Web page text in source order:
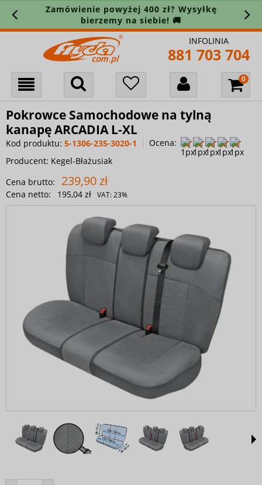
Zamówienie powyżej 400 zł? Wysyłkę
bierzemy na siebie! 🚚
INFOLINIA
881 703 704
Pokrowce Samochodowe na tylną
kanapę ARCADIA L-XL
Kod produktu: 5-1306-235-3020-1
Ocena:
Producent: Kegel-Błażusiak
Cena brutto:
239,90 zł
Cena netto: 195,04 zł VAT:23%